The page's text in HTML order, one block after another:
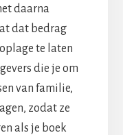
daarna
dat bedrag
te laten
die je om
van familie,
zodat ze
als je boek